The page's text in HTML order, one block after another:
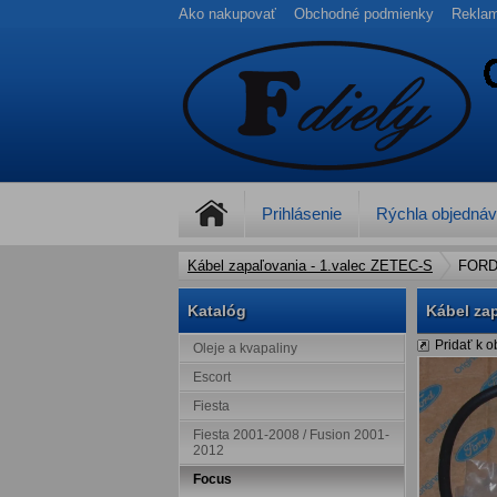
Ako nakupovať Obchodné podmienky
Prihlásenie Rýchla
Kábel zapaľovania - 1.valec ZETEC-S FORD
Katalóg
Oleje a kvapaliny
Escort
Fiesta
Fiesta 2001-2008 / Fusion 2001-
2012
Focus
Kábel
Pridať k